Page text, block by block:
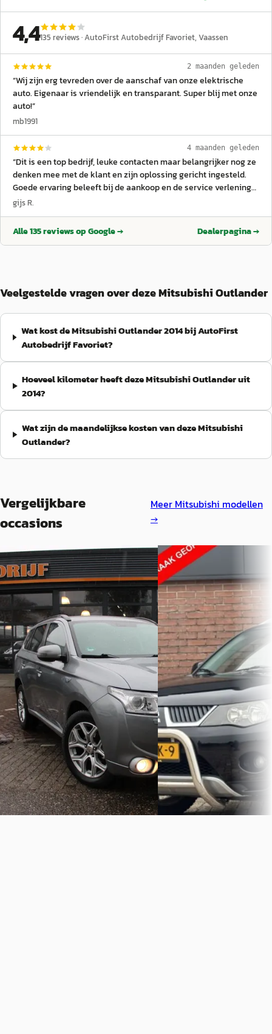
4,4135 reviews ·AutoFirst Autobedrijf Favoriet, Vaassen
2 maanden geleden
“Wij zijn erg tevreden over de aanschaf van onze elektrische
auto. Eigenaar is vriendelijk en transparant. Super blij met onze
auto!”
mb1991
4 maanden geleden
“Dit is een top bedrijf, leuke contacten maar belangrijker nog ze
denken mee met de klant en zijn oplossing gericht ingesteld.
Goede ervaring beleeft bij de aankoop en de service verlening
van onze ID4.
gijs R.
Alle135reviews op Google → Dealerpagina →
Veelgestelde vragen over deze Mitsubishi Outlander
Wat kost de Mitsubishi Outlander 2014 bij AutoFirst
Autobedrijf Favoriet?
Hoeveel kilometer heeft deze Mitsubishi Outlander uit
2014?
Wat zijn de maandelijkse kosten van deze Mitsubishi
Outlander?
Vergelijkbare
occasions
Meer Mitsubishi modellen
→
Mitsubishi Outlander·2014
2.0 PHEV Executive Edition
€ 7.199
v.a. € 153/mnd
Scherp geprijsd
2014 · 249.990 km · Plug-in hybride ·
Automaat
D&M Cars· Lelystad
Bekijk aanbieding →
Vergelijk
E
Mitsubishi Outlander
2.4 INSPIRE 2WD
€ 6.995
v.a. € 148/mnd
Scherp geprijsd
2008 · 138.048 km ·
Handgeschakeld
UniekWagentje B.V.
Bekijk aanbieding →